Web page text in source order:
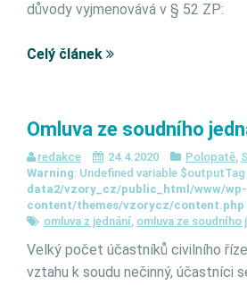
důvody vyjmenovává v § 52 ZP:
Celý článek
Omluva ze soudního
redakce 24.4.2020 Polopatě,
Warning: Undefined variable $outputTag
data2/vzory_cz/public_html/www/wp-
content/themes/vzorycz/content.php
omluva z jednání, omluva ze soudního
Velký počet účastníků civilního
vztahu k soudu nečinný, účastníci